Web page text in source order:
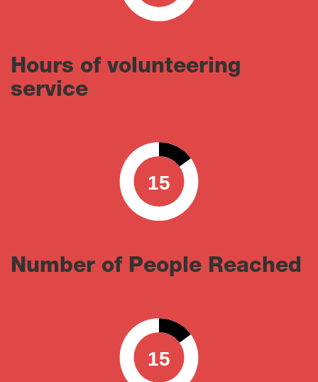
Hours of volunteering
service
15
0 100
Number of People Reached
15
0 100